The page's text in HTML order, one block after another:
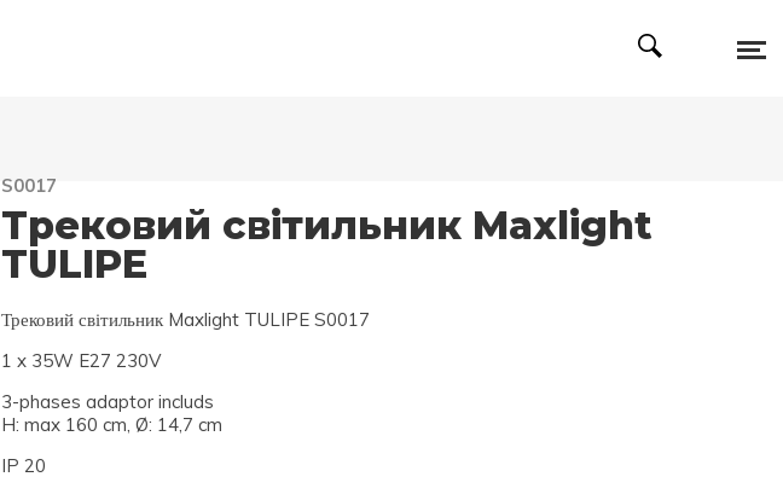
S0017
Трековий світильник Maxlight
TULIPE
Трековий світильник Maxlight TULIPE S0017
1 x 35W E27 230V
3-phases adaptor includs
H: max 160 cm, Ø: 14,7 cm
IP 20